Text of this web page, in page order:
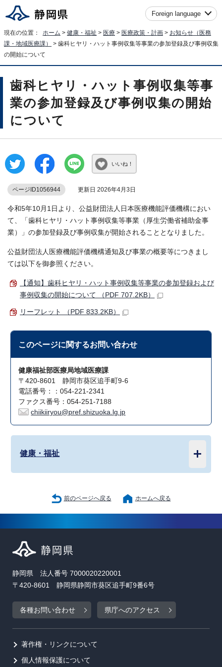
Foreign language
現在の位置： ホーム > 健康・福祉 > 医療 > 医療政策・計画 > お知らせ（医務
課・地域医療課）
> 歯科ヒヤリ・ハット事例収集等事業の参加登録及び事例収集
の開始について
歯科ヒヤリ・ハット事例収集等事
業の参加登録及び事例収集の開始
について
いいね！
ページID1056944 更新日 2026年4月3日
令和5年10月1日より、公益財団法人日本医療機能評価機構におい
て、「歯科ヒヤリ・ハット事例収集等事業（厚生労働省補助金事
業）」の参加登録及び事例収集が開始されることとなりました。
公益財団法人医療機能評価機構通知及び事業の概要等につきまし
ては以下を御参照ください。
【通知】歯科ヒヤリ・ハット事例収集等事業の参加登録および
事例収集の開始について （PDF 707.2KB）
リーフレット （PDF 833.2KB）
このページに関するお問い合わせ
健康福祉部医療局地域医療課
〒420-8601 静岡市葵区追手町9-6
電話番号：：054-221-2341
ファクス番号：054-251-7188
chiikiiryou@pref.shizuoka.lg.jp
健康・福祉
前のページへ戻る ホームへ戻る
静岡県 法人番号 7000020220001
〒420-8601 静岡県静岡市葵区追手町9番6号
各種お問い合わせ 県庁へのアクセス
著作権・リンクについて
個人情報保護について